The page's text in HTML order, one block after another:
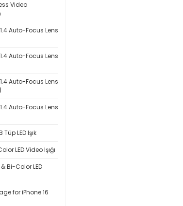
Video
Auto-Focus Lens
Auto-Focus Lens
Auto-Focus Lens
Auto-Focus Lens
Tüp LED Işık
LED Video Işığı
Bi-Color LED
for iPhone 16